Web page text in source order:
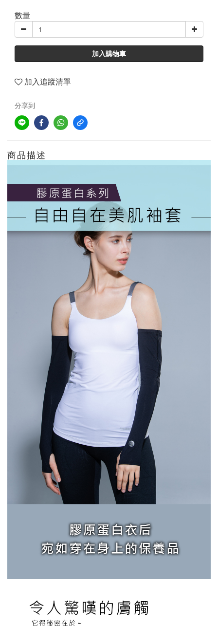
數量
加入購物車
加入追蹤清單
分享到
商品描述